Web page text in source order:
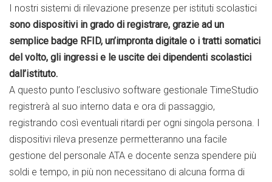
I nostri sistemi di rilevazione presenze per istituti scolastici
sono dispositivi in grado di registrare, grazie ad un
semplice badge RFID, un’impronta digitale o i tratti somatici
del volto, gli ingressi e le uscite dei dipendenti scolastici
dall’istituto.
A questo punto l’esclusivo software gestionale TimeStudio
registrerà al suo interno data e ora di passaggio,
registrando così eventuali ritardi per ogni singola persona. I
dispositivi rileva presenze permetteranno una facile
gestione del personale ATA e docente senza spendere più
soldi e tempo, in più non necessitano di alcuna forma di